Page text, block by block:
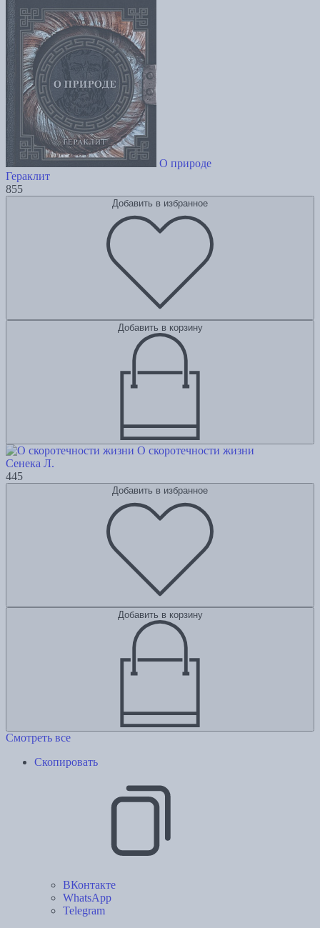
О природе
Гераклит
855
Добавить в избранное
Добавить в корзину
О скоротечности жизни
Сенека Л.
445
Добавить в избранное
Добавить в корзину
Смотреть все
Скопировать
ВКонтакте
WhatsApp
Telegram